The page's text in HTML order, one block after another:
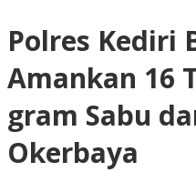
Polres Kediri
Amankan 16
gram Sabu
Okerbaya